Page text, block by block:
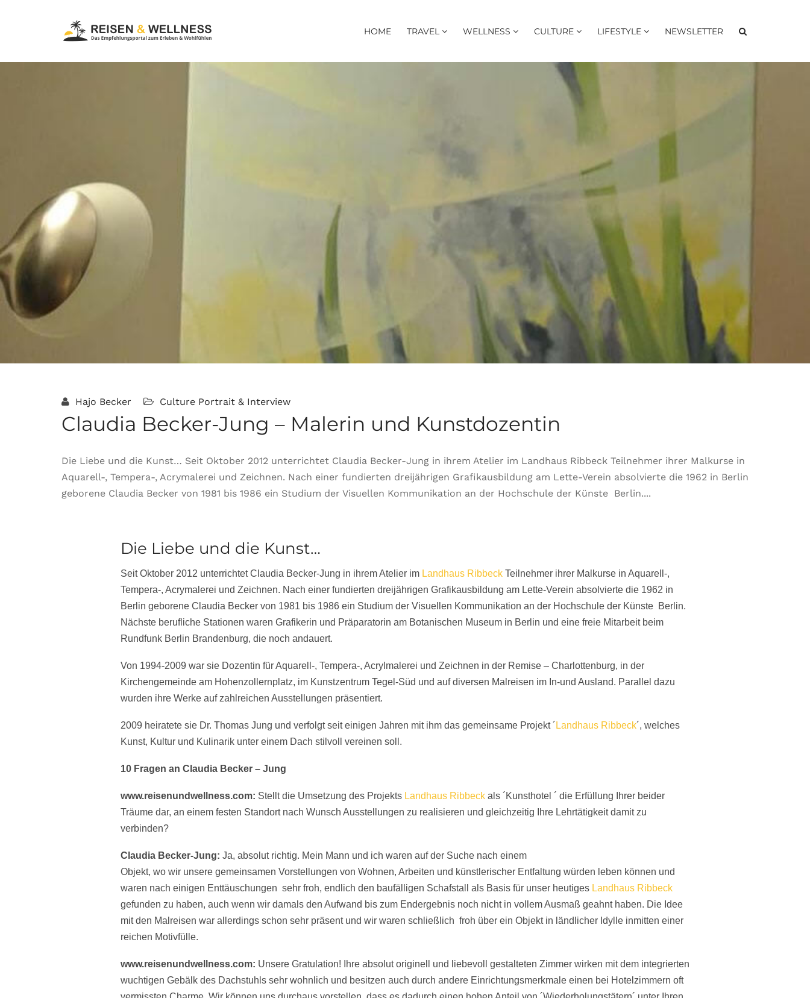
HOME TRAVEL WELLNESS CULTURE LIFESTYLE NEWSLETTER
Hajo Becker Culture Portrait & Interview
Claudia Becker-Jung – Malerin und Kunstdozentin
Die Liebe und die Kunst… Seit Oktober 2012 unterrichtet Claudia Becker-Jung in ihrem Atelier im Landhaus Ribbeck Teilnehmer ihrer Malkurse in
Aquarell-, Tempera-, Acrymalerei und Zeichnen. Nach einer fundierten dreijährigen Grafikausbildung am Lette-Verein absolvierte die 1962 in Berlin
geborene Claudia Becker von 1981 bis 1986 ein Studium der Visuellen Kommunikation an der Hochschule der Künste Berlin....
Die Liebe und die Kunst…
Seit Oktober 2012 unterrichtet Claudia Becker-Jung in ihrem Atelier im Landhaus RibbeckTeilnehmer ihrer Malkurse in Aquarell-,
Tempera-, Acrymalerei und Zeichnen. Nach einer fundierten dreijährigen Grafikausbildung am Lette-Verein absolvierte die 1962 in
Berlin geborene Claudia Becker von 1981 bis 1986 ein Studium der Visuellen Kommunikation an der Hochschule der Künste Berlin.
Nächste berufliche Stationen waren Grafikerin und Präparatorin am Botanischen Museum in Berlin und eine freie Mitarbeit beim
Rundfunk Berlin Brandenburg, die noch andauert.
Von 1994-2009 war sie Dozentin für Aquarell-, Tempera-, Acrylmalerei und Zeichnen in der Remise – Charlottenburg, in der
Kirchengemeinde am Hohenzollernplatz, im Kunstzentrum Tegel-Süd und auf diversen Malreisen im In-und Ausland. Parallel dazu
wurden ihre Werke auf zahlreichen Ausstellungen präsentiert.
2009 heiratete sie Dr. Thomas Jung und verfolgt seit einigen Jahren mit ihm das gemeinsame Projekt ´ Landhaus Ribbeck´, welches
Kunst, Kultur und Kulinarik unter einem Dach stilvoll vereinen soll.
10 Fragen an Claudia Becker – Jung
www.reisenundwellness.com: Stellt die Umsetzung des Projekts Landhaus Ribbeckals ´Kunsthotel ´ die Erfüllung Ihrer beider
Träume dar, an einem festen Standort nach Wunsch Ausstellungen zu realisieren und gleichzeitig Ihre Lehrtätigkeit damit zu
verbinden?
Claudia Becker-Jung: Ja, absolut richtig. Mein Mann und ich waren auf der Suche nach einem
Objekt, wo wir unsere gemeinsamen Vorstellungen von Wohnen, Arbeiten und künstlerischer Entfaltung würden leben können und
waren nach einigen Enttäuschungen sehr froh, endlich den baufälligen Schafstall als Basis für unser heutiges Landhaus Ribbeck
gefunden zu haben, auch wenn wir damals den Aufwand bis zum Endergebnis noch nicht in vollem Ausmaß geahnt haben. Die Idee
mit den Malreisen war allerdings schon sehr präsent und wir waren schließlich froh über ein Objekt in ländlicher Idylle inmitten einer
reichen Motivfülle.
www.reisenundwellness.com: Unsere Gratulation! Ihre absolut originell und liebevoll gestalteten Zimmer wirken mit dem integrierten
wuchtigen Gebälk des Dachstuhls sehr wohnlich und besitzen auch durch andere Einrichtungsmerkmale einen bei Hotelzimmern oft